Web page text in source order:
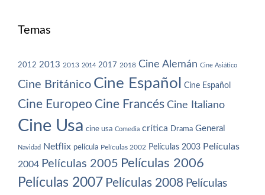
Temas
2012 2013 2013 2014 2017 2018 Cine Alemán Cine Asiático
Cine Británico Cine Español Cine Español
Cine Europeo Cine Francés Cine Italiano
Cine Usa cine usa Comedia crítica Drama General
Navidad Netflix película Películas 2002 Películas 2003 Películas
2004 Películas 2005 Películas 2006
Películas 2007 Películas 2008 Películas